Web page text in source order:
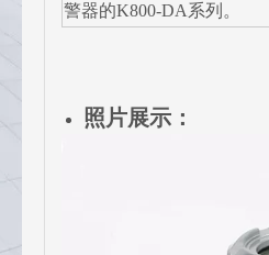
警器的K800-DA系列。
照片展示：